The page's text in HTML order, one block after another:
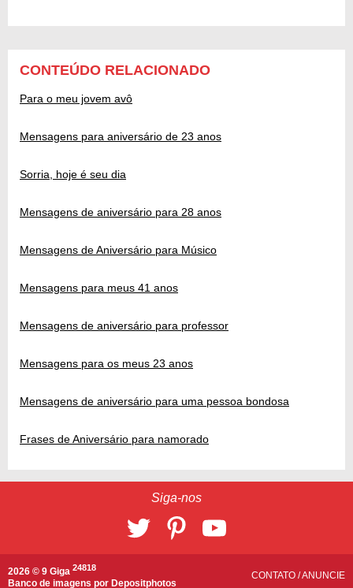
CONTEÚDO RELACIONADO
Para o meu jovem avô
Mensagens para aniversário de 23 anos
Sorria, hoje é seu dia
Mensagens de aniversário para 28 anos
Mensagens de Aniversário para Músico
Mensagens para meus 41 anos
Mensagens de aniversário para professor
Mensagens para os meus 23 anos
Mensagens de aniversário para uma pessoa bondosa
Frases de Aniversário para namorado
Siga-nos
2026 © 9 Giga 24818
Banco de imagens por Depositphotos
CONTATO /ANUNCIE